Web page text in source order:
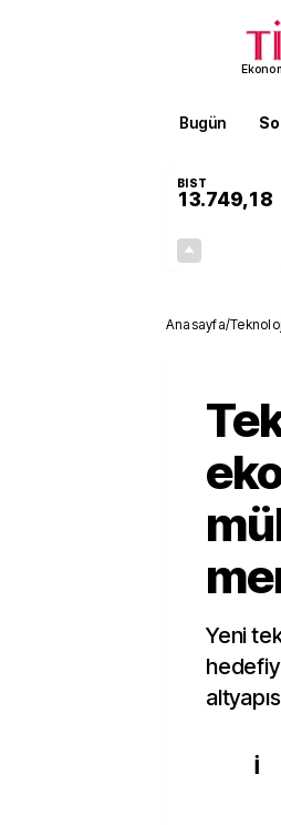
Bugün
BIST
13.749,18
Anasayfa/
Yeni
İ